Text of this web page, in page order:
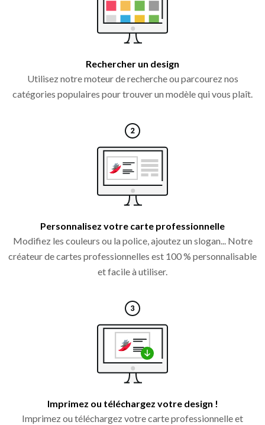
Rechercher un design
Utilisez notre moteur de recherche ou parcourez nos
catégories populaires pour trouver un modèle qui vous plaît.
Personnalisez votre carte professionnelle
Modifiez les couleurs ou la police, ajoutez un slogan... Notre
créateur de cartes professionnelles est 100 % personnalisable
et facile à utiliser.
Imprimez ou téléchargez votre design !
Imprimez ou téléchargez votre carte professionnelle et